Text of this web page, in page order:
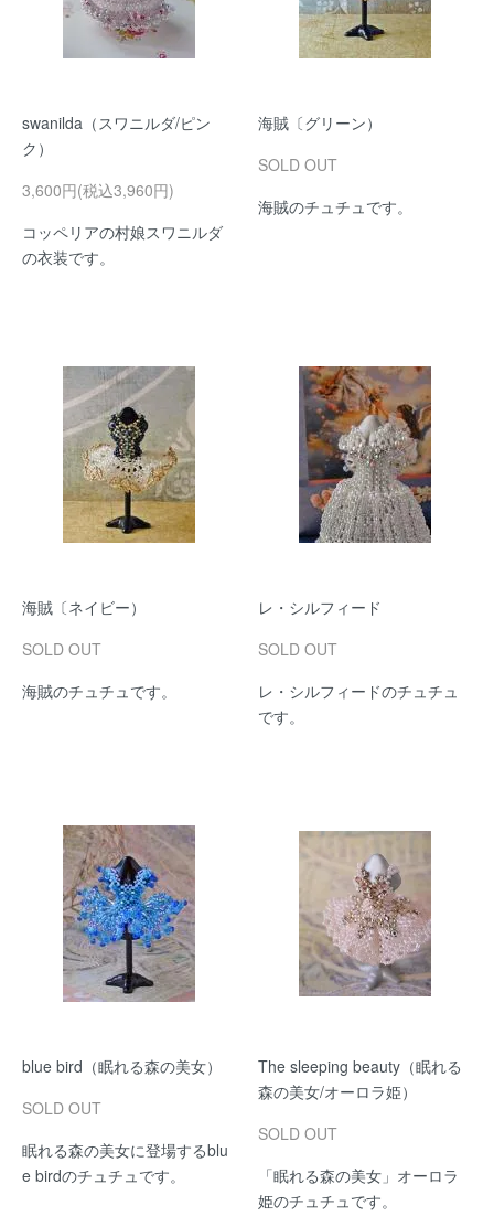
swanilda（スワニルダ/ピン
ク）
3,600円(税込3,960円)
コッペリアの村娘スワニルダ
の衣装です。
海賊〔グリーン）
SOLD OUT
海賊のチュチュです。
海賊〔ネイビー）
SOLD OUT
海賊のチュチュです。
レ・シルフィード
SOLD OUT
レ・シルフィードのチュチュ
です。
blue bird（眠れる森の美女）
SOLD OUT
眠れる森の美女に登場するblu
e birdのチュチュです。
The sleeping beauty（眠れる
森の美女/オーロラ姫）
SOLD OUT
「眠れる森の美女」オーロラ
姫のチュチュです。